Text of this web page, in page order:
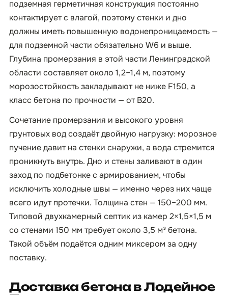
подземная герметичная конструкция постоянно
контактирует с влагой, поэтому стенки и дно
должны иметь повышенную водонепроницаемость —
для подземной части обязательно W6 и выше.
Глубина промерзания в этой части Ленинградской
области составляет около 1,2–1,4 м, поэтому
морозостойкость закладывают не ниже F150, а
класс бетона по прочности — от B20.
Сочетание промерзания и высокого уровня
грунтовых вод создаёт двойную нагрузку: морозное
пучение давит на стенки снаружи, а вода стремится
проникнуть внутрь. Дно и стены заливают в один
заход по подбетонке с армированием, чтобы
исключить холодные швы — именно через них чаще
всего идут протечки. Толщина стен — 150–200 мм.
Типовой двухкамерный септик из камер 2×1,5×1,5 м
со стенами 150 мм требует около 3,5 м³ бетона.
Такой объём подаётся одним миксером за одну
поставку.
Доставка бетона в Лодейное